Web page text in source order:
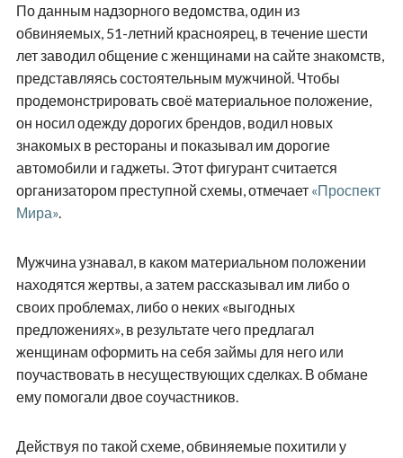
По данным надзорного ведомства, один из
обвиняемых, 51-летний красноярец, в течение шести
лет заводил общение с женщинами на сайте знакомств,
представляясь состоятельным мужчиной. Чтобы
продемонстрировать своё материальное положение,
он носил одежду дорогих брендов, водил новых
знакомых в рестораны и показывал им дорогие
автомобили и гаджеты. Этот фигурант считается
организатором преступной схемы, отмечает «Проспект
Мира».
Мужчина узнавал, в каком материальном положении
находятся жертвы, а затем рассказывал им либо о
своих проблемах, либо о неких «выгодных
предложениях», в результате чего предлагал
женщинам оформить на себя займы для него или
поучаствовать в несуществующих сделках. В обмане
ему помогали двое соучастников.
Действуя по такой схеме, обвиняемые похитили у